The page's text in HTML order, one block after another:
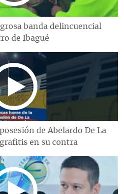
banda delincuencial
de Ibagué
de Abelardo De La
en su contra